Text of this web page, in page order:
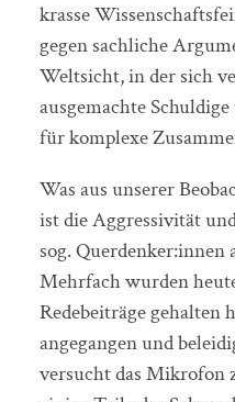
krasse
gegen sachliche
Weltsicht, in der sich
ausgemachte
für komplexe
Was aus unserer
ist die Aggressivität
sog. Querdenker:innen
Mehrfach wurden
Redebeiträge gehalten
angegangen und
versucht das Mikrofon